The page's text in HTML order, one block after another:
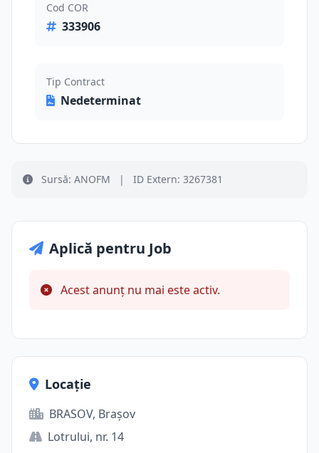
Cod COR
333906
Tip Contract
Nedeterminat
Sursă: ANOFM | ID Extern: 3267381
Aplică pentru Job
Acest anunț nu mai este activ.
Locație
BRASOV, Brașov
Lotrului, nr. 14